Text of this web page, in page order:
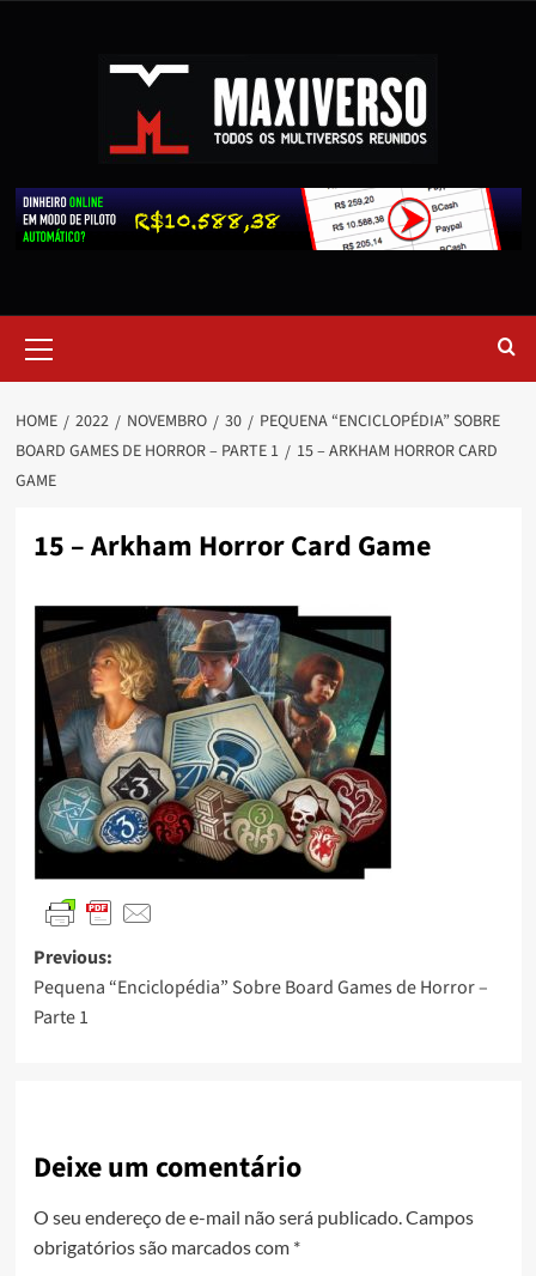
HOME 2022 NOVEMBRO 30
PEQUENA “ENCICLOPÉDIA” SOBRE
BOARD GAMES DE HORROR – PARTE 1
15 – ARKHAM HORROR CARD
GAME
15 – Arkham Horror Card Game
Previous:
Pequena “Enciclopédia” Sobre Board Games de Horror –
Parte 1
Deixe um comentário
O seu endereço de e-mail não será publicado. Campos
obrigatórios são marcados com *